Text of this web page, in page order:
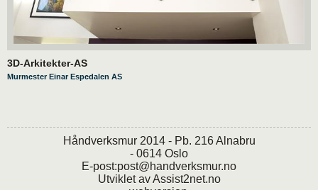
3D-Arkitekter-AS
Murmester Einar Espedalen AS
Håndverksmur 2014 - Pb. 216 Alnabru
- 0614 Oslo
E-post:post@handverksmur.no
Utviklet avAssist2net.no